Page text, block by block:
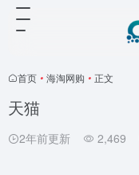
首页 • 海淘网购 • 正文
天猫
2年前更新 2,469